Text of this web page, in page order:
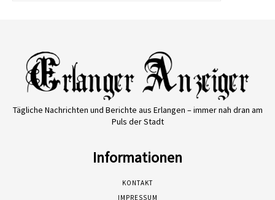
Tägliche Nachrichten und Berichte aus Erlangen – immer nah dran am
Puls der Stadt
Informationen
KONTAKT
IMPRESSUM